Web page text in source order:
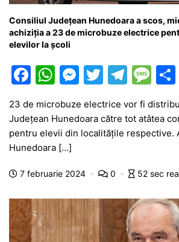
Consiliul Județean Hunedoara a scos,
achiziția a 23 de microbuze electrice
elevilor la școli
F
c
e
b
o
k
W
at
s
A
p
M
s
s
n
er
T
w
itt
er
T
el
e
gr
m
M
e
s
s
g
23 de microbuze electrice vor fi
Județean Hunedoara către tot atâtea
pentru elevii din localitățile respective.
Hunedoara […]
7 februarie 2024 0 52 sec